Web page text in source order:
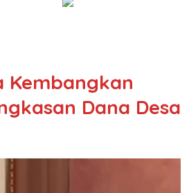
Kembangkan
Dana Desa